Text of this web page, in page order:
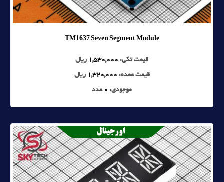
TM1637 Seven Segment Module
قیمت تکی: 1,530,000 ریال
قیمت عمده: 1,320,000 ریال
موجودی: 0 عدد